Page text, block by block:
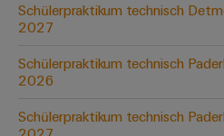
Schülerpraktikum technisch
2027
Schülerpraktikum technisch
2026
Schülerpraktikum technisch